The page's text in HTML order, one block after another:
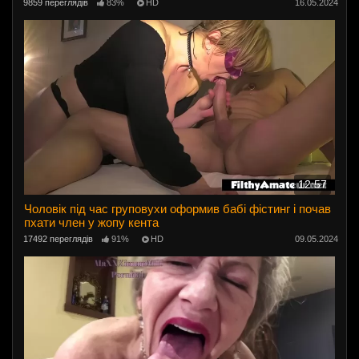
9859 переглядів 83% HD 16.05.2024
12:57
Чоловік під час груповухи оформив бабі фістинг і почав
пхати член у жопу кента
17492 переглядів 91% HD 09.05.2024